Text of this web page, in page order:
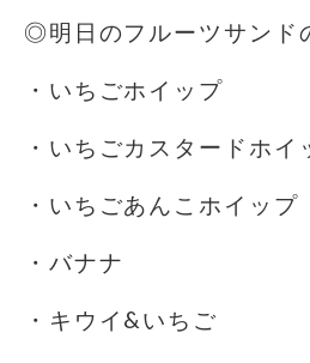
◎明日のフルーツサンド
・いちごホイップ
・いちごカスタードホイ
・いちごあんこホイップ
・バナナ
・キウイ&いちご